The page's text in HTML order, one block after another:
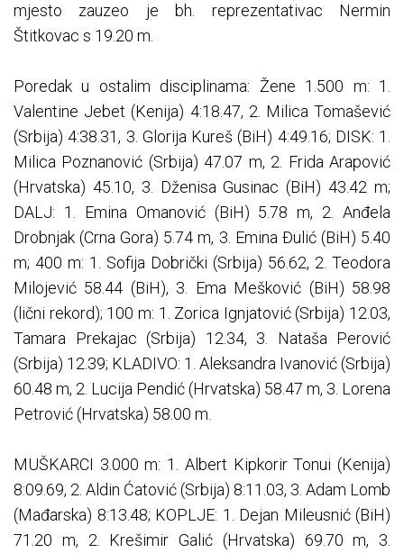
mjesto zauzeo je bh. reprezentativac Nermin
Štitkovac s 19.20 m.
Poredak u ostalim disciplinama: Žene 1.500 m: 1.
Valentine Jebet (Kenija) 4:18.47, 2. Milica Tomašević
(Srbija) 4:38.31, 3. Glorija Kureš (BiH) 4:49.16; DISK: 1.
Milica Poznanović (Srbija) 47.07 m, 2. Frida Arapović
(Hrvatska) 45.10, 3. Dženisa Gusinac (BiH) 43.42 m;
DALJ: 1. Emina Omanović (BiH) 5.78 m, 2. Anđela
Drobnjak (Crna Gora) 5.74 m, 3. Emina Đulić (BiH) 5.40
m; 400 m: 1. Sofija Dobrički (Srbija) 56.62, 2. Teodora
Milojević 58.44 (BiH), 3. Ema Mešković (BiH) 58.98
(lični rekord); 100 m: 1. Zorica Ignjatović (Srbija) 12.03,
Tamara Prekajac (Srbija) 12.34, 3. Nataša Perović
(Srbija) 12.39; KLADIVO: 1. Aleksandra Ivanović (Srbija)
60.48 m, 2. Lucija Pendić (Hrvatska) 58.47 m, 3. Lorena
Petrović (Hrvatska) 58.00 m.
MUŠKARCI 3.000 m: 1. Albert Kipkorir Tonui (Kenija)
8:09.69, 2. Aldin Ćatović (Srbija) 8:11.03, 3. Adam Lomb
(Mađarska) 8:13.48; KOPLJE: 1. Dejan Mileusnić (BiH)
71.20 m, 2. Krešimir Galić (Hrvatska) 69.70 m, 3.